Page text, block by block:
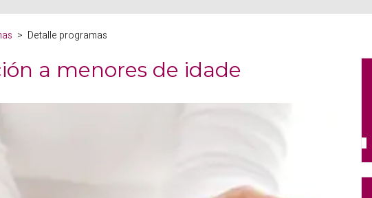
Detalle programas
a menores de idade